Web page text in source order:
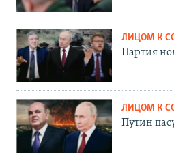
ЛИЦОМ К
Партия
ЛИЦОМ К
Путин